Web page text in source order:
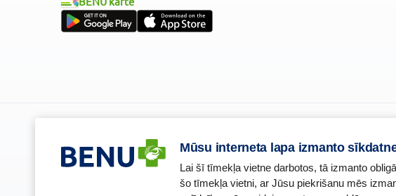
Mūsu interneta lapa izmanto
Lai šī tīmekļa vietne darbotos, tā izmanto
šo tīmekļa vietni, ar Jūsu piekrišanu mēs